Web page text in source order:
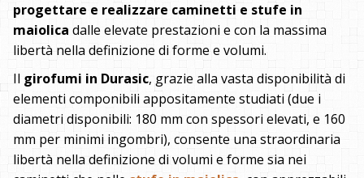
progettare e realizzare caminetti e stufe in
maiolica dalle elevate prestazioni e con la massima
libertà nella definizione di forme e volumi.
Il girofumi in Durasic, grazie alla vasta disponibilità di
elementi componibili appositamente studiati (due i
diametri disponibili: 180 mm con spessori elevati, e 160
mm per minimi ingombri), consente una straordinaria
libertà nella definizione di volumi e forme sia nei